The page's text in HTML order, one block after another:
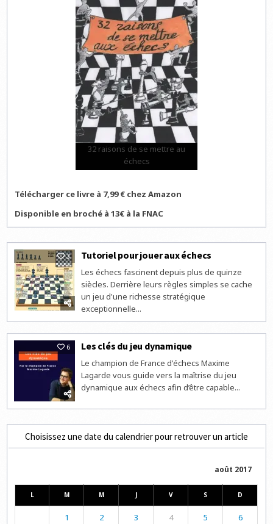
32 raisons de se mettre au
échecs
Télécharger ce livre à 7,99 € chez Amazon
Disponible en broché à 13€ à la FNAC
3 Tutoriel pour jouer aux échecs
Les échecs fascinent depuis plus de quinze
siècles. Derrière leurs règles simples se cache
un jeu d'une richesse stratégique
exceptionnelle...
6 Les clés du jeu dynamique
Le champion de France d'échecs Maxime
Lagarde vous guide vers la maîtrise du jeu
dynamique aux échecs afin d’être capable...
Choisissez une date du calendrier pour retrouver un article
août 2017
L M M J V S D
1 2 3 4 5 6